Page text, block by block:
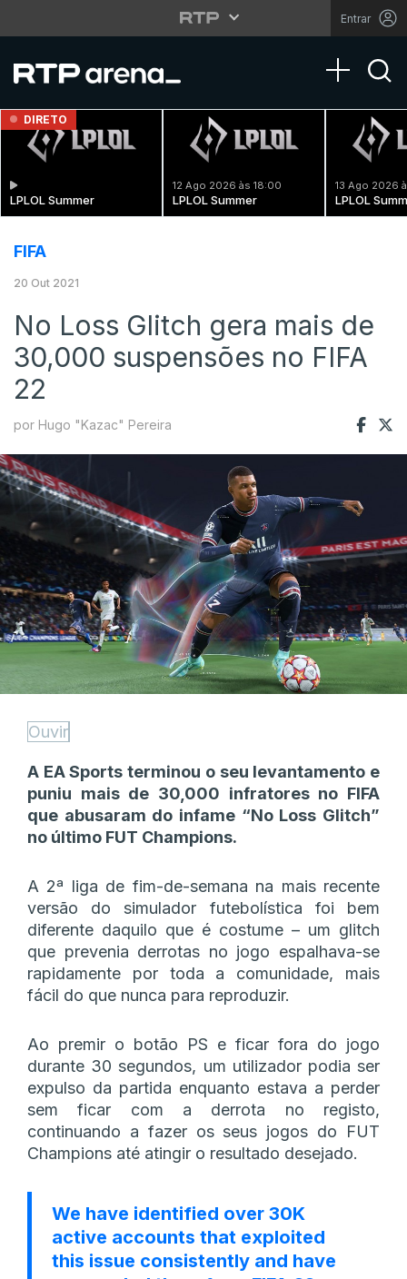
Entrar
Toggle
DIRETO
LPLOL Summer
12 Ago 2026 às 18:00
LPLOL Summer
13 Ago 2026
LPLOL
FIFA
20 Out 2021
No Loss Glitch gera mais de
30,000 suspensões no FIFA
22
por Hugo "Kazac" Pereira
Ouvir
A EA Sports terminou o seu levantamento e
puniu mais de 30,000 infratores no FIFA
que abusaram do infame “No Loss Glitch”
no último FUT Champions.
A 2ª liga de fim-de-semana na mais recente
versão do simulador futebolística foi bem
diferente daquilo que é costume – um glitch
que prevenia derrotas no jogo espalhava-se
rapidamente por toda a comunidade, mais
fácil do que nunca para reproduzir.
Ao premir o botão PS e ficar fora do jogo
durante 30 segundos, um utilizador podia ser
expulso da partida enquanto estava a perder
sem ficar com a derrota no registo,
continuando a fazer os seus jogos do FUT
Champions até atingir o resultado desejado.
We have identified over 30K
active accounts that exploited
this issue consistently and have